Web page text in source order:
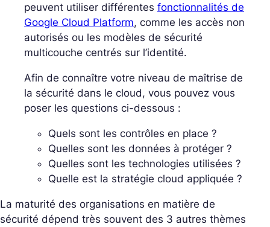
peuvent utiliser différentes fonctionnalités de
Google Cloud Platform, comme les accès non
autorisés ou les modèles de sécurité
multicouche centrés sur l’identité.
Afin de connaître votre niveau de maîtrise de
la sécurité dans le cloud, vous pouvez vous
poser les questions ci-dessous :
Quels sont les contrôles en place ?
Quelles sont les données à protéger ?
Quelles sont les technologies utilisées ?
Quelle est la stratégie cloud appliquée ?
La maturité des organisations en matière de
sécurité dépend très souvent des 3 autres thèmes